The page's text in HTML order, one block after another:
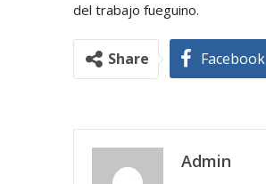
del trabajo fueguino.
Share Facebook
Admin